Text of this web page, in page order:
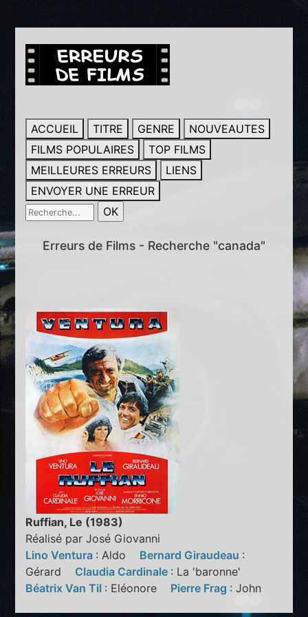
ACCUEIL TITRE GENRE
NOUVEAUTES
FILMS POPULAIRES
TOP FILMS
MEILLEURES ERREURS
LIENS
ENVOYER UNE ERREUR
Erreurs de Films - Recherche "canada"
Ruffian, Le (1983)
Réalisé par José Giovanni
Lino Ventura : Aldo Bernard Giraudeau :
Gérard Claudia Cardinale : La 'baronne'
Béatrix Van Til : Eléonore Pierre Frag : John